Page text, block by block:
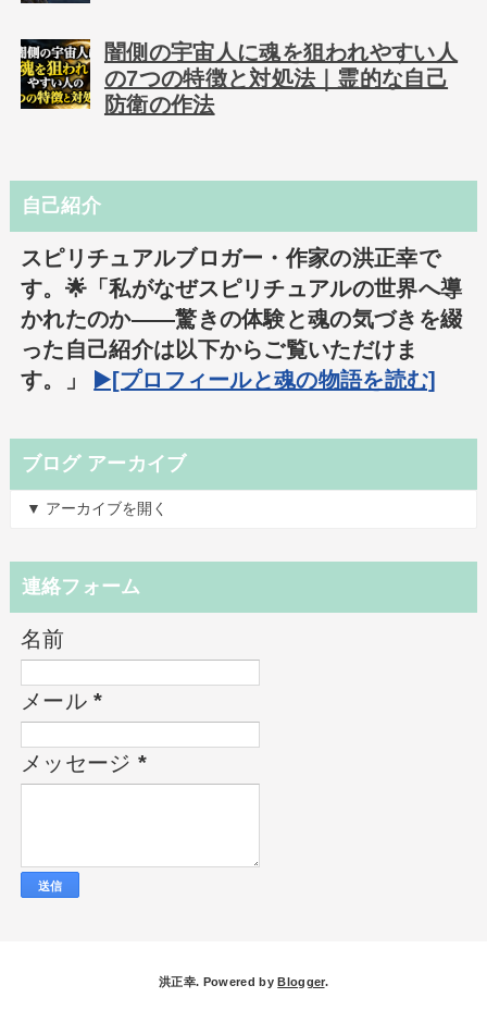
闇側の宇宙人に魂を狙われやすい人
の7つの特徴と対処法｜霊的な自己
防衛の作法
自己紹介
スピリチュアルブロガー・作家の洪正幸で
す。🌟「私がなぜスピリチュアルの世界へ導
かれたのか――驚きの体験と魂の気づきを綴
った自己紹介は以下からご覧いただけま
す。」
▶️[プロフィールと魂の物語を読む]
ブログ アーカイブ
▼ アーカイブを開く
連絡フォーム
名前
メール*
メッセージ *
洪正幸. Powered byBlogger.